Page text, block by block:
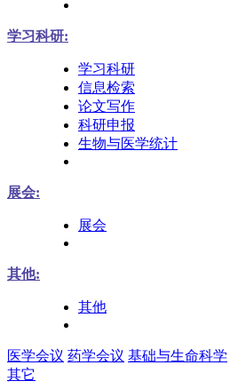
学习科研:
学习科研
信息检索
论文写作
科研申报
生物与医学统计
展会:
展会
其他:
其他
医学会议 药学会议 基础与生命科学
其它